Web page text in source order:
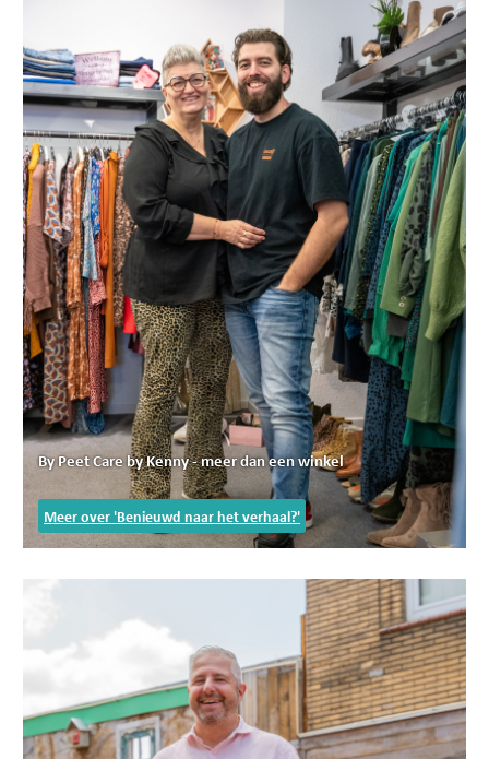
By Peet Care by Kenny - meer dan een winkel
Meer over 'Benieuwd naar het verhaal?'